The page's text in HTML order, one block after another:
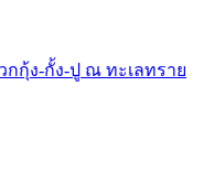
กุ้ง-กั้ง-ปู ณ ทะเลทราย